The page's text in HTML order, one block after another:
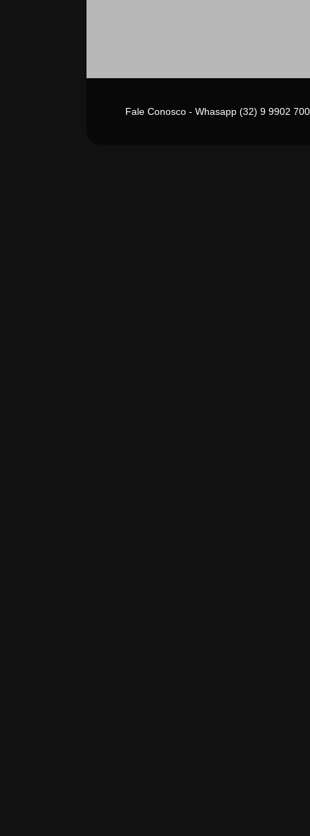
Fale Conosco - Whasapp (32) 9 9902